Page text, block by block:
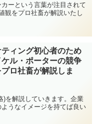
ーという言葉が注目されて
観をプロ社畜が解説いたし
ティング初心者のため
ル・ポーターの競争
ロ社畜が解説しま
)を解説していきます。企業
うなイメージを持てば良い